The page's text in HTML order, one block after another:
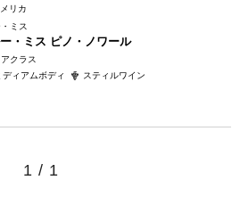
リカ
ミス
ー・ミス ピノ・ノワール
クラス
ディアムボディ
スティルワイン
1 / 1